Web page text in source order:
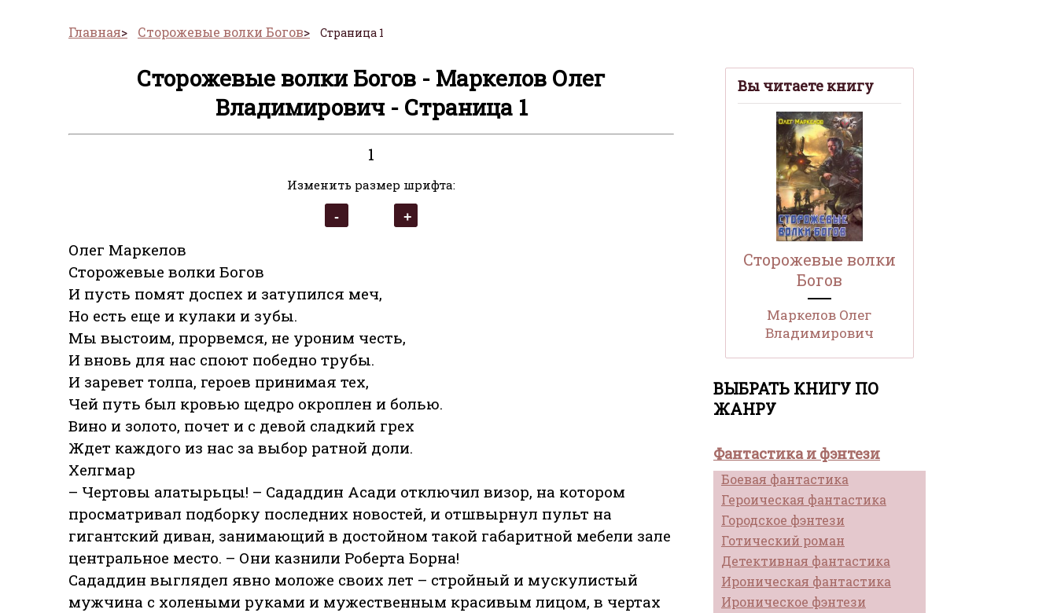
Главная Сторожевые волки Богов Страница 1
Вы читаете книгу
Сторожевые волки
Богов
Маркелов Олег
Владимирович
ВЫБРАТЬ КНИГУ ПО
ЖАНРУ
Фантастика и фэнтези
Боевая фантастика
Героическая фантастика
Городское фэнтези
Готический роман
Детективная фантастика
Ироническая фантастика
Ироническое фэнтези
Сторожевые волки Богов - Маркелов Олег
Владимирович - Страница 1
1
Изменить размер шрифта:
Олег Маркелов
Сторожевые волки Богов
И пусть помят доспех и затупился меч,
Но есть еще и кулаки и зубы.
Мы выстоим, прорвемся, не уроним честь,
И вновь для нас споют победно трубы.
И заревет толпа, героев принимая тех,
Чей путь был кровью щедро окроплен и болью.
Вино и золото, почет и с девой сладкий грех
Ждет каждого из нас за выбор ратной доли.
Хелгмар
– Чертовы алатырьцы! – Сададдин Асади отключил визор, на котором
просматривал подборку последних новостей, и отшвырнул пульт на
гигантский диван, занимающий в достойном такой габаритной мебели зале
центральное место. – Они казнили Роберта Борна!
Сададдин выглядел явно моложе своих лет – стройный и мускулистый
мужчина с холеными руками и мужественным красивым лицом, в чертах